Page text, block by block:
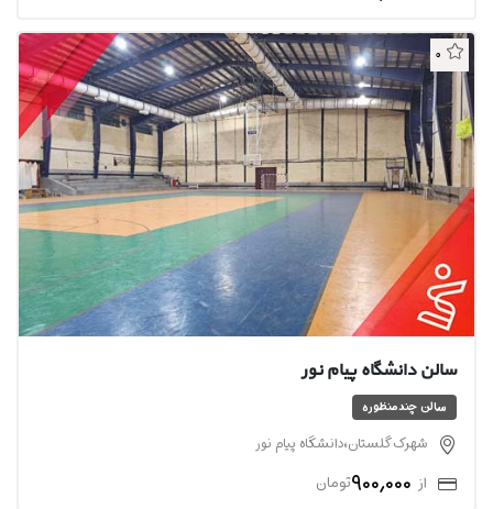
0
سالن دانشگاه پیام نور
سالن چندمنظوره
شهرک گلستان،دانشگاه پیام نور
از 900,000تومان